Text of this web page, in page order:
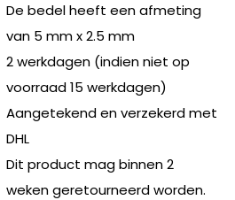
De bedel heeft een afmeting
van 5 mm x 2.5 mm
2 werkdagen (indien niet op
voorraad 15 werkdagen)
Aangetekend en verzekerd met
DHL
Dit product mag binnen 2
weken geretourneerd worden.